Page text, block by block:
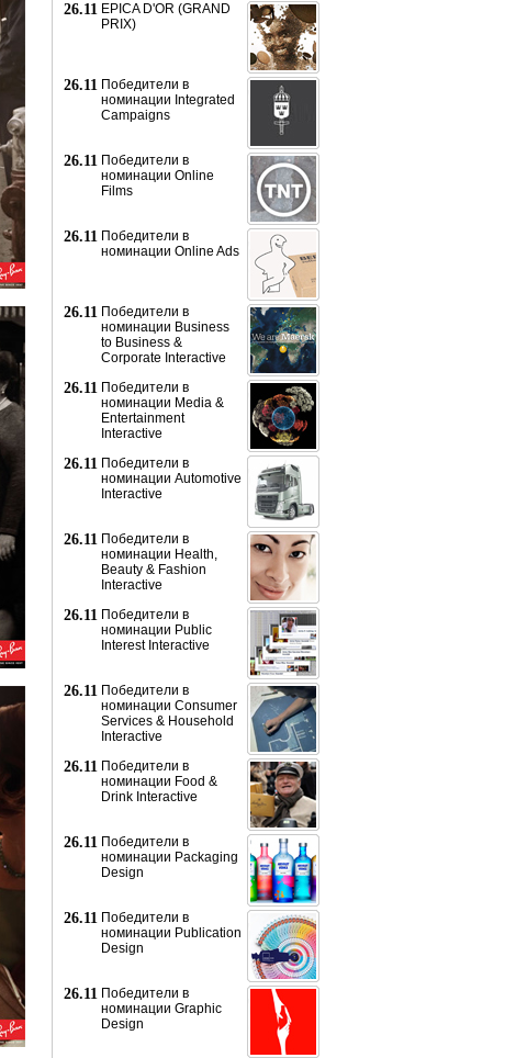
26.11 EPICA D'OR (GRAND
PRIX)
26.11 Победители в
номинации Integrated
Campaigns
26.11 Победители в
номинации Online
Films
26.11 Победители в
номинации Online Ads
26.11 Победители в
номинации Business
to Business &
Corporate Interactive
26.11 Победители в
номинации Media &
Entertainment
Interactive
26.11 Победители в
номинации Automotive
Interactive
26.11 Победители в
номинации Health,
Beauty & Fashion
Interactive
26.11 Победители в
номинации Public
Interest Interactive
26.11 Победители в
номинации Consumer
Services & Household
Interactive
26.11 Победители в
номинации Food &
Drink Interactive
26.11 Победители в
номинации Packaging
Design
26.11 Победители в
номинации Publication
Design
26.11 Победители в
номинации Graphic
Design